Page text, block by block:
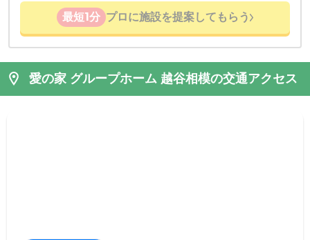
最短1分 プロに施設を提案してもらう
愛の家 グループホーム 越谷相模の交通アクセス